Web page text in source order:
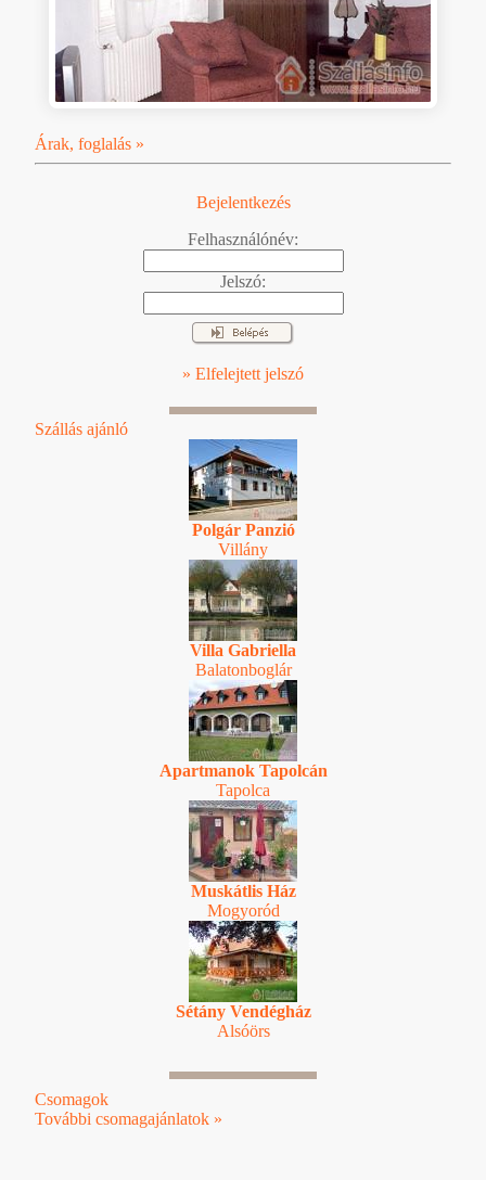
Árak, foglalás »
Bejelentkezés
Felhasználónév:
Jelszó:
» Elfelejtett jelszó
Szállás ajánló
Polgár Panzió
Villány
Villa Gabriella
Balatonboglár
Apartmanok Tapolcán
Tapolca
Muskátlis Ház
Mogyoród
Sétány Vendégház
Alsóörs
Csomagok
További csomagajánlatok »